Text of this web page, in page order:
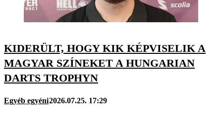
KIDERÜLT, HOGY KIK KÉPVISELIK A
MAGYAR SZÍNEKET A HUNGARIAN
DARTS TROPHYN
Egyéb egyéni2026.07.25. 17:29